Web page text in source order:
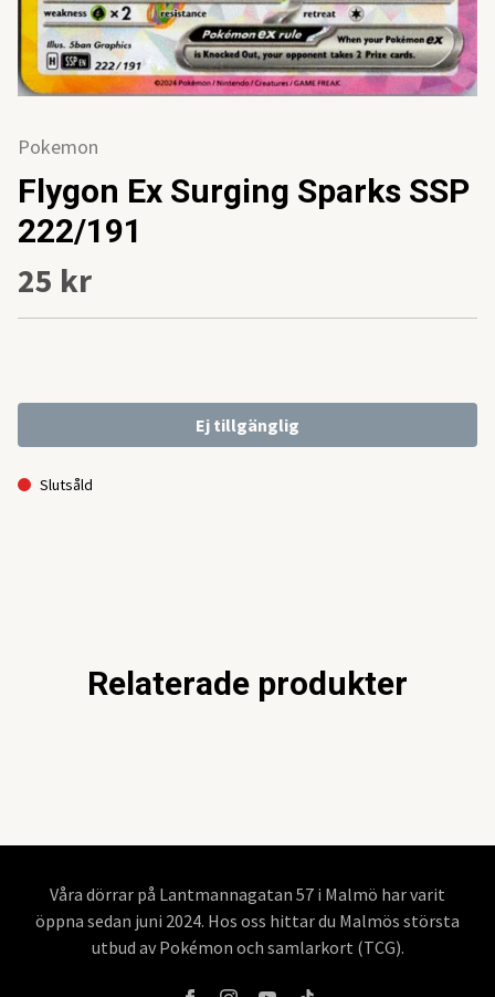
Pokemon
Flygon Ex Surging Sparks SSP
222/191
25 kr
Ej tillgänglig
Slutsåld
Relaterade produkter
Våra dörrar på Lantmannagatan 57 i Malmö har varit
öppna sedan juni 2024. Hos oss hittar du Malmös största
utbud av Pokémon och samlarkort (TCG).